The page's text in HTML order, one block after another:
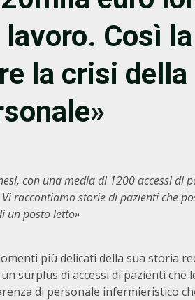
Così la
la crisi della
con una media di 1200 accessi di
raccontiamo storie di pazienti che
un posto letto»
più delicati della sua storia
surplus di accessi di pazienti che
di personale infermieristico